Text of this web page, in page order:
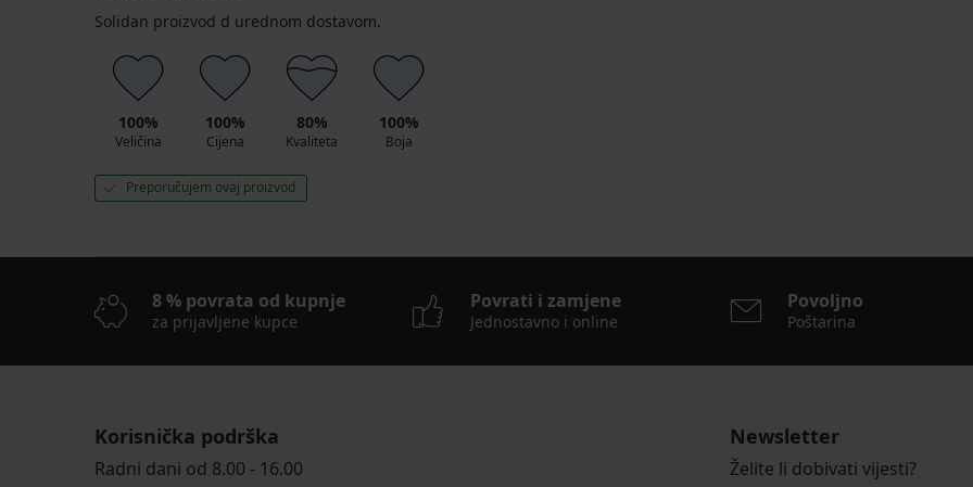
Solidan proizvod d urednom dostavom.
100%
Veličina
100%
Cijena
80%
Kvaliteta
100%
Boja
Preporučujem ovaj proizvod
8 % povrata od kupnje
za prijavljene kupce
Povrati i zamjene
Jednostavno i online
Povoljno
Poštarina
Korisnička podrška
Radni dani od 8.00 - 16.00
Newsletter
Želite li dobivati vijesti?